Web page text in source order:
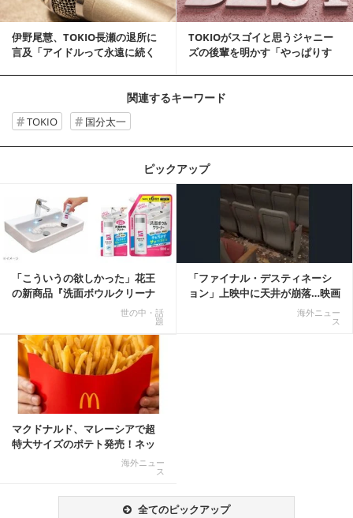
伊野尾慧、TOKIO長瀬の退所に
言及「アイドルって永遠に続く
TOKIOがスゴイと思うジャニー
ズの後輩を明かす「やっぱりす
関連するキーワード
TOKIO 国分太一
ピックアップ
「こういうの欲しかった」花王
の新商品『洗面ボウルクリーナ
世の中・話
題
「ファイナル・デスティネーシ
ョン」上映中に天井が崩落…映画
海外ニュー
ス
記事を読む
マクドナルド、マレーシアで超
特大サイズのポテト発売！ネッ
海外ニュー
ス
全てのピックアップ